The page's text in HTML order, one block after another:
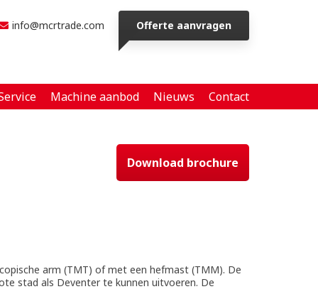
info@mcrtrade.com Offerte aanvragen
Machine aanbod Nieuws Contact
Download brochure
arm (TMT) of met een hefmast (TMM). De
stad als Deventer te kunnen uitvoeren. De